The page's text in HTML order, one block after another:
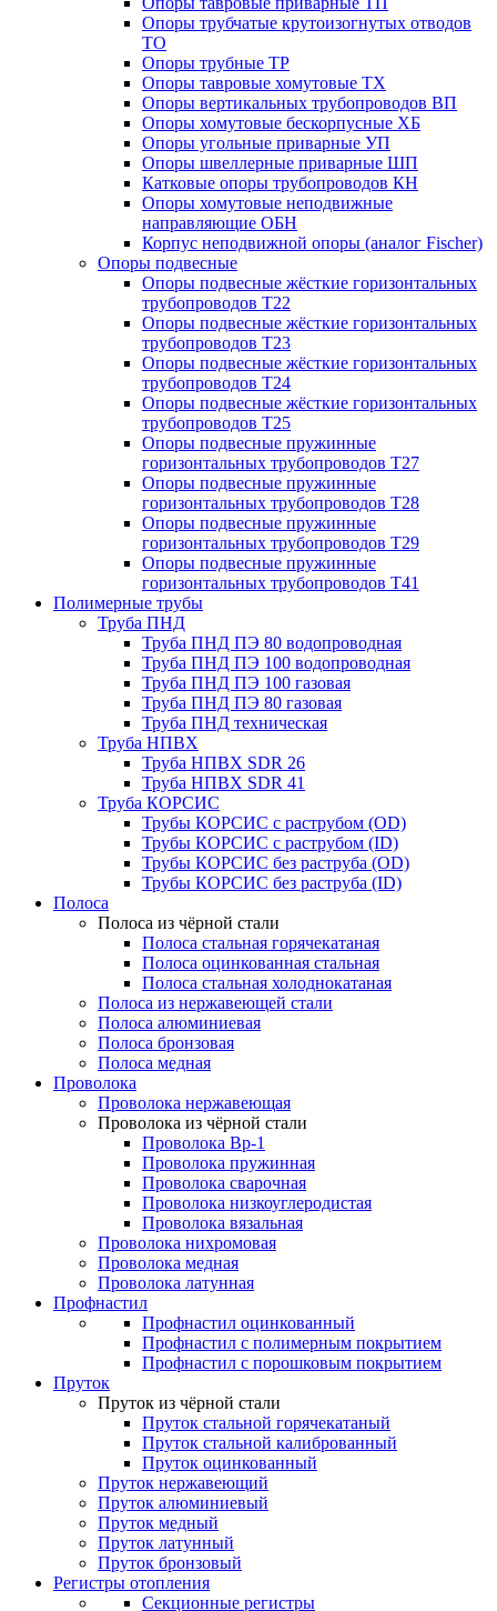
Опоры трубчатые крутоизогнутых отводов
ТО
Опоры трубные ТР
Опоры тавровые хомутовые ТХ
Опоры вертикальных трубопроводов ВП
Опоры хомутовые бескорпусные ХБ
Опоры угольные приварные УП
Опоры швеллерные приварные ШП
Катковые опоры трубопроводов КН
Опоры хомутовые неподвижные
направляющие ОБН
Корпус неподвижной опоры (аналог Fischer)
Опоры подвесные
Опоры подвесные жёсткие горизонтальных
трубопроводов Т22
Опоры подвесные жёсткие горизонтальных
трубопроводов Т23
Опоры подвесные жёсткие горизонтальных
трубопроводов Т24
Опоры подвесные жёсткие горизонтальных
трубопроводов Т25
Опоры подвесные пружинные
горизонтальных трубопроводов Т27
Опоры подвесные пружинные
горизонтальных трубопроводов Т28
Опоры подвесные пружинные
горизонтальных трубопроводов Т29
Опоры подвесные пружинные
горизонтальных трубопроводов Т41
Полимерные трубы
Труба ПНД
Труба ПНД ПЭ 80 водопроводная
Труба ПНД ПЭ 100 водопроводная
Труба ПНД ПЭ 100 газовая
Труба ПНД ПЭ 80 газовая
Труба ПНД техническая
Труба НПВХ
Труба НПВХ SDR 26
Труба НПВХ SDR 41
Труба КОРСИС
Трубы КОРСИС с раструбом (OD)
Трубы КОРСИС с раструбом (ID)
Трубы КОРСИС без раструба (OD)
Трубы КОРСИС без раструба (ID)
Полоса
Полоса из чёрной стали
Полоса стальная горячекатаная
Полоса оцинкованная стальная
Полоса стальная холоднокатаная
Полоса из нержавеющей стали
Полоса алюминиевая
Полоса бронзовая
Полоса медная
Проволока
Проволока нержавеющая
Проволока из чёрной стали
Проволока Вр-1
Проволока пружинная
Проволока сварочная
Проволока низкоуглеродистая
Проволока вязальная
Проволока нихромовая
Проволока медная
Проволока латунная
Профнастил
Профнастил оцинкованный
Профнастил с полимерным покрытием
Профнастил с порошковым покрытием
Пруток
Пруток из чёрной стали
Пруток стальной горячекатаный
Пруток стальной калиброванный
Пруток оцинкованный
Пруток нержавеющий
Пруток алюминиевый
Пруток медный
Пруток латунный
Пруток бронзовый
Регистры отопления
Секционные регистры